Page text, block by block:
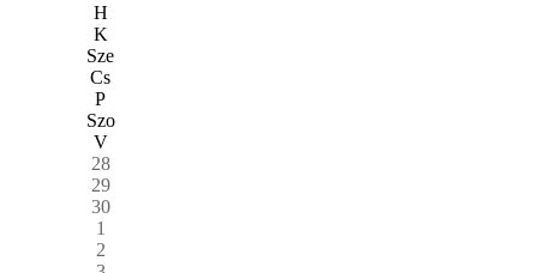
H
K
Sze
Cs
P
Szo
V
28
29
30
1
2